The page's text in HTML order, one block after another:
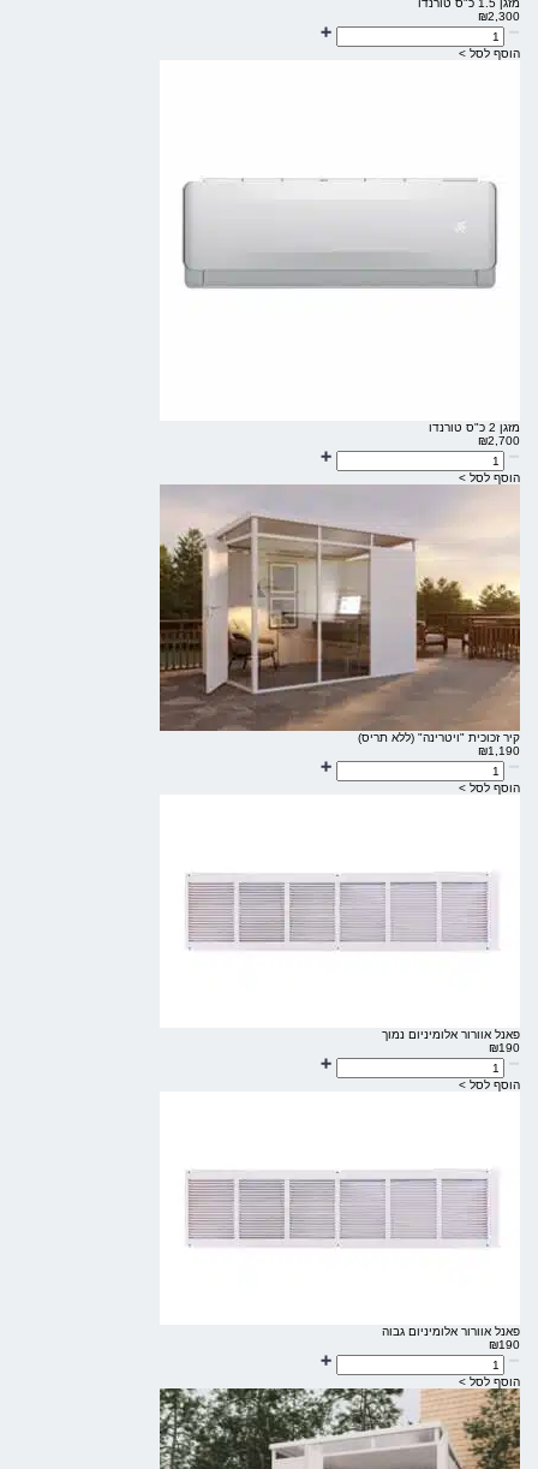
מזגן 1.5 כ"ס טורנדו
₪2,300
הוסף לסל >
מזגן 2 כ"ס טורנדו
₪2,700
הוסף לסל >
קיר זכוכית "ויטרינה" (ללא תריס)
₪1,190
הוסף לסל >
פאנל אוורור אלומיניום נמוך
₪190
הוסף לסל >
פאנל אוורור אלומיניום גבוה
₪190
הוסף לסל >